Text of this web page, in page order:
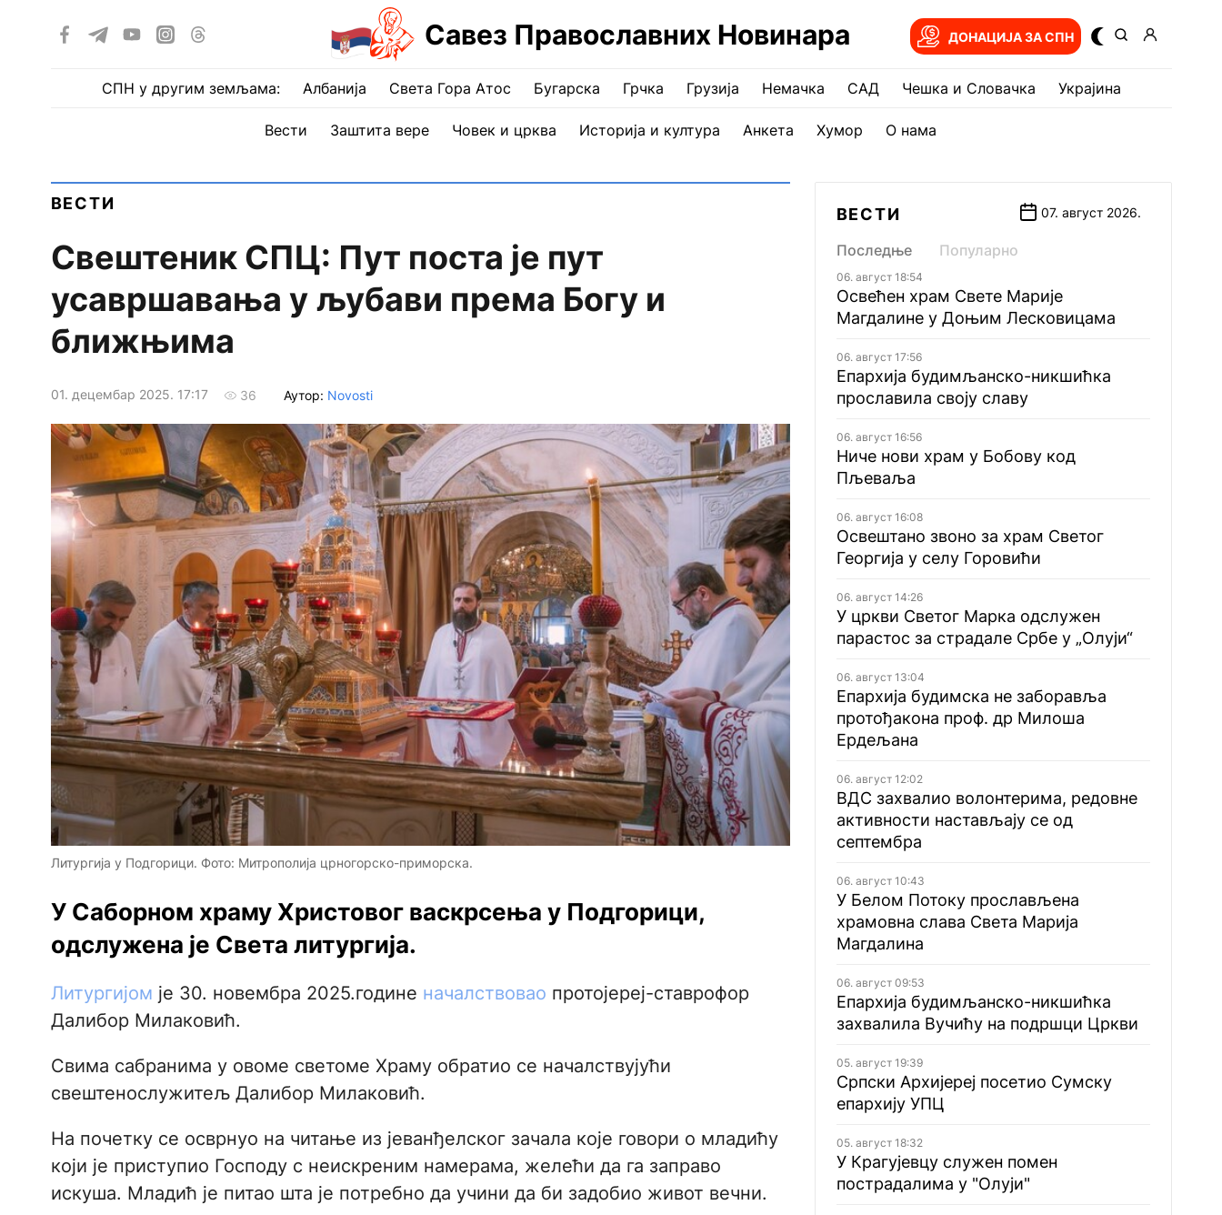
Савез Православних Новинара ДОНАЦИЈА ЗА СПН
СПН у другим земљама: Албанија Света Гора Атос Бугарска Грчка Грузија Немачка САД Чешка и Словачка Украјина
Вести Заштита вере Човек и црква Историја и култура Анкета Хумор О нама
ВЕСТИ
Свештеник СПЦ: Пут поста је пут
усавршавања у љубави према Богу и
ближњима
01. децембар 2025. 17:17 36 Аутор: Novosti
Литургија у Подгорици. Фото: Митрополија црногорско-приморска.
У Саборном храму Христовог васкрсења у Подгорици,
одслужена је Света литургија.
Литургијом је 30. новембра 2025.године началствовао протојереј-ставрофор
Далибор Милаковић.
Свима сабранима у овоме светоме Храму обратио се началствујући
свештенослужитељ Далибор Милаковић.
На почетку се осврнуо на читање из јеванђелског зачала које говори о младићу
који је приступио Господу с неискреним намерама, желећи да га заправо
искуша. Младић је питао шта је потребно да учини да би задобио живот вечни.
ВЕСТИ 07. август 2026.
Последње Популарно
06. август 18:54
Освећен храм Свете Марије
Магдалине у Доњим Лесковицама
06. август 17:56
Епархија будимљанско-никшићка
прославила своју славу
06. август 16:56
Ниче нови храм у Бобову код
Пљеваља
06. август 16:08
Освештано звоно за храм Светог
Георгија у селу Горовићи
06. август 14:26
У цркви Светог Марка одслужен
парастос за страдале Србе у „Олуји“
06. август 13:04
Епархија будимска не заборавља
протођакона проф. др Милоша
Ердељана
06. август 12:02
ВДС захвалио волонтерима, редовне
активности настављају се од
септембра
06. август 10:43
У Белом Потоку прослављена
храмовна слава Света Марија
Магдалина
06. август 09:53
Епархија будимљанско-никшићка
захвалила Вучићу на подршци Цркви
05. август 19:39
Српски Архијереј посетио Сумску
епархију УПЦ
05. август 18:32
У Крагујевцу служен помен
пострадалима у "Олуји"